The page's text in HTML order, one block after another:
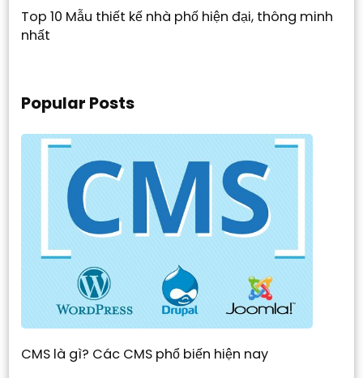
Top 10 Mẫu thiết kế nhà phố hiện đại, thông minh
nhất
Popular Posts
CMS là gì? Các CMS phổ biến hiện nay